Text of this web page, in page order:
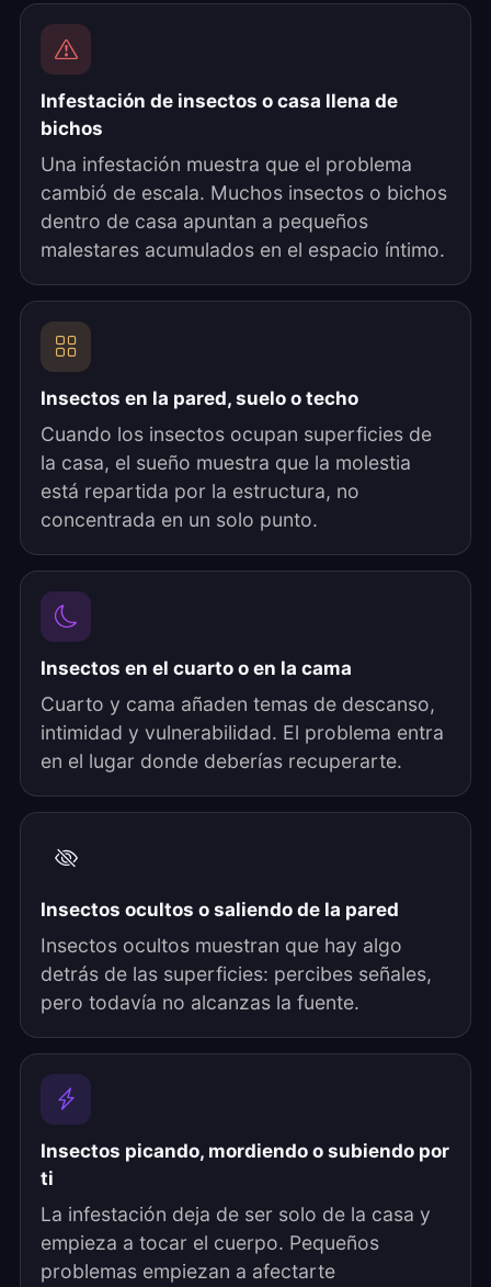
Infestación de insectos o casa llena de
bichos
Una infestación muestra que el problema
cambió de escala. Muchos insectos o bichos
dentro de casa apuntan a pequeños
malestares acumulados en el espacio íntimo.
Insectos en la pared, suelo o techo
Cuando los insectos ocupan superficies de
la casa, el sueño muestra que la molestia
está repartida por la estructura, no
concentrada en un solo punto.
Insectos en el cuarto o en la cama
Cuarto y cama añaden temas de descanso,
intimidad y vulnerabilidad. El problema entra
en el lugar donde deberías recuperarte.
Insectos ocultos o saliendo de la pared
Insectos ocultos muestran que hay algo
detrás de las superficies: percibes señales,
pero todavía no alcanzas la fuente.
Insectos picando, mordiendo o subiendo por
ti
La infestación deja de ser solo de la casa y
empieza a tocar el cuerpo. Pequeños
problemas empiezan a afectarte